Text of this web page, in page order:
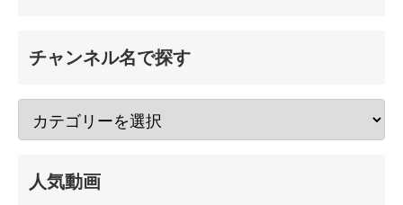
チャンネル名で探す
人気動画